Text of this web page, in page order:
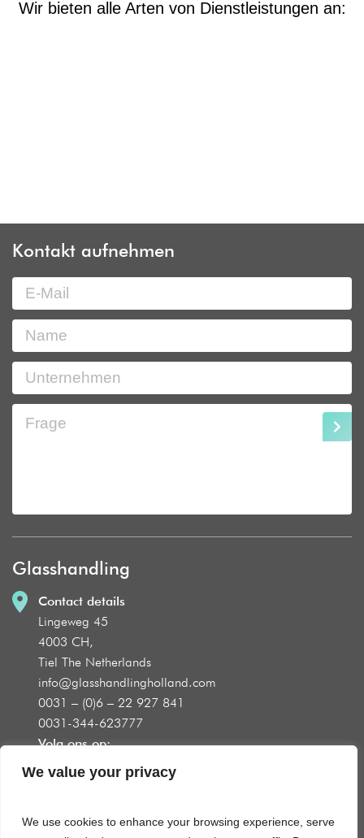
We value your privacy
We use cookies to enhance your browsing experience, serve
UNSERE DIENSTLEISTUNGEN
Glasshandling
Contact details
Lingeweg 45
4003 CH,
Tiel The Netherlands
info@glasshandlingholland.com
0031 – (0)6 – 22 927 841
0031-344-623777
Kontakt aufnehmen